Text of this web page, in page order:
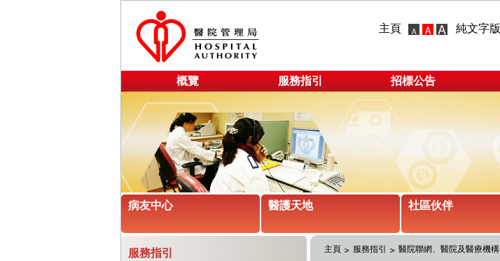
主頁 純文字版
概覽 服務指引 招標公告
病友中心 醫護天地 社區伙伴
服務指引 主頁 服務指引 醫院聯網、醫院及醫療機構